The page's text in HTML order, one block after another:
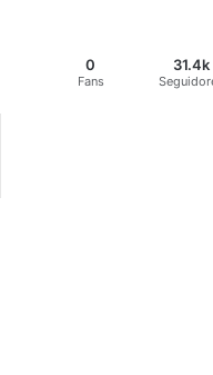
0
Fans
31.4k